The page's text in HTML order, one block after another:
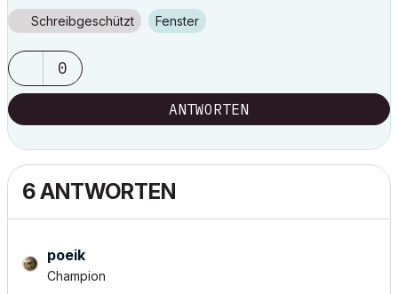
Schreibgeschützt Fenster
0
ANTWORTEN
6 ANTWORTEN
poeik
Champion